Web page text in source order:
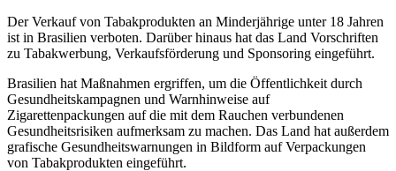
Der Verkauf von Tabakprodukten an Minderjährige unter 18 Jahren
ist in Brasilien verboten. Darüber hinaus hat das Land Vorschriften
zu Tabakwerbung, Verkaufsförderung und Sponsoring eingeführt.
Brasilien hat Maßnahmen ergriffen, um die Öffentlichkeit durch
Gesundheitskampagnen und Warnhinweise auf
Zigarettenpackungen auf die mit dem Rauchen verbundenen
Gesundheitsrisiken aufmerksam zu machen. Das Land hat außerdem
grafische Gesundheitswarnungen in Bildform auf Verpackungen
von Tabakprodukten eingeführt.